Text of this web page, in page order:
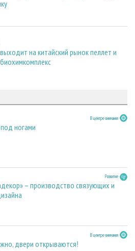
на китайский рынок пеллет и
В центре внимания
ногами
Развитие
– производство связующих и
В центре внимания
двери открываются!